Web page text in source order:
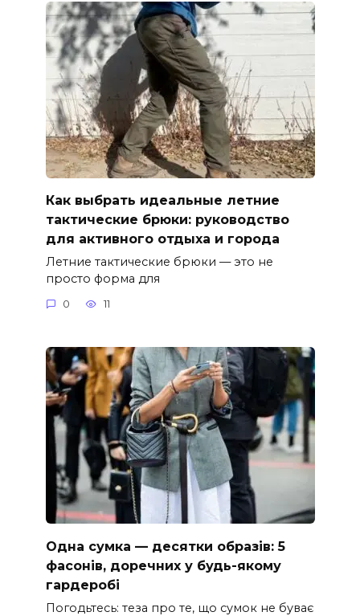
Как выбрать идеальные летние
тактические брюки: руководство
для активного отдыха и города
Летние тактические брюки — это не
просто форма для
0 11
Одна сумка — десятки образів: 5
фасонів, доречних у будь-якому
гардеробі
Погодьтесь: теза про те, що сумок не буває